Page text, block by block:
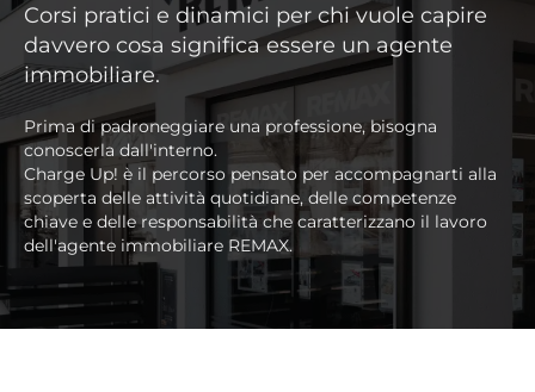
Corsi pratici e dinamici per chi vuole capire
davvero cosa significa essere un agente
immobiliare.
Prima di padroneggiare una professione, bisogna
conoscerla dall'interno.
Charge Up! è il percorso pensato per accompagnarti alla
scoperta delle attività quotidiane, delle competenze
chiave e delle responsabilità che caratterizzano il lavoro
dell'agente immobiliare REMAX.